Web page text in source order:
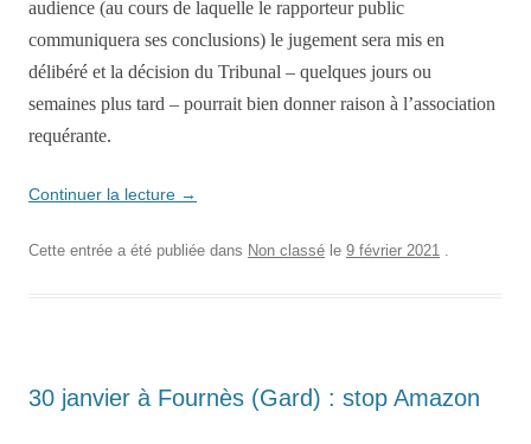
audience (au cours de laquelle le rapporteur public
communiquera ses conclusions) le jugement sera mis en
délibéré et la décision du Tribunal – quelques jours ou
semaines plus tard – pourrait bien donner raison à l’association
requérante.
Continuer la lecture →
Cette entrée a été publiée dans Non classé le 9 février 2021 .
30 janvier à Fournès (Gard) : stop Amazon